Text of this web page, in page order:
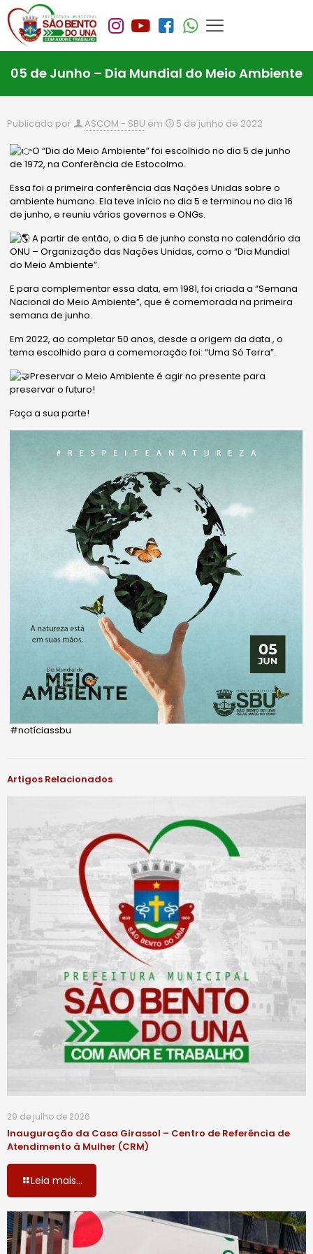
05 de Junho – Dia Mundial do Meio Ambiente
Publicado por ASCOM - SBU em 5 de junho de 2022
O “Dia do Meio Ambiente” foi escolhido no dia 5 de junho
de 1972, na Conferência de Estocolmo.
Essa foi a primeira conferência das Nações Unidas sobre o
ambiente humano. Ela teve início no dia 5 e terminou no dia 16
de junho, e reuniu vários governos e ONGs.
A partir de então, o dia 5 de junho consta no calendário da
ONU – Organização das Nações Unidas, como o “Dia Mundial
do Meio Ambiente”.
E para complementar essa data, em 1981, foi criada a “Semana
Nacional do Meio Ambiente”, que é comemorada na primeira
semana de junho.
Em 2022, ao completar 50 anos, desde a origem da data , o
tema escolhido para a comemoração foi: “Uma Só Terra”.
Preservar o Meio Ambiente é agir no presente para
preservar o futuro!
Faça a sua parte!
#notíciassbu
Artigos Relacionados
29 de julho de 2026
Inauguração da Casa Girassol – Centro de Referência de
Atendimento à Mulher (CRM)
Leia mais...